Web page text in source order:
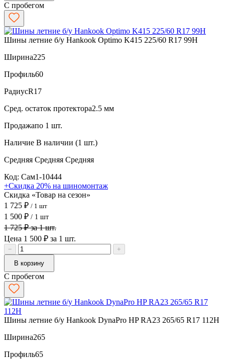
С пробегом
Шины летние б/у Hankook Optimo K415 225/60 R17 99H
Ширина225
Профиль60
РадиусR17
Сред. остаток протектора2.5 мм
Продажапо 1 шт.
Наличие В наличии (1 шт.)
Средняя Средняя Средняя
Код: Сам1-10444
+Скидка 20% на шиномонтаж
Скидка «Товар на сезон»
1 725 ₽ / 1 шт
1 500 ₽ / 1 шт
1 725 ₽ за 1 шт.
Цена 1 500 ₽ за 1 шт.
−
+
В корзину
С пробегом
Шины летние б/у Hankook DynaPro HP RA23 265/65 R17 112H
Ширина265
Профиль65